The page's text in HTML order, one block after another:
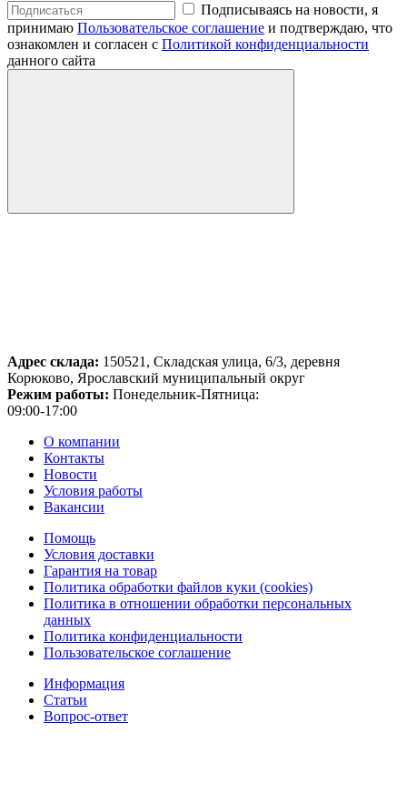
Подписываясь на новости, я
принимаю Пользовательское соглашение и подтверждаю, что
ознакомлен и согласен с Политикой конфиденциальности
данного сайта
Адрес склада: 150521, Складская улица, 6/3, деревня
Корюково, Ярославский муниципальный округ
Режим работы: Понедельник-Пятница:
09:00-17:00
О компании
Контакты
Новости
Условия работы
Вакансии
Помощь
Условия доставки
Гарантия на товар
Политика обработки файлов куки (cookies)
Политика в отношении обработки персональных
данных
Политика конфиденциальности
Пользовательское соглашение
Информация
Статьи
Вопрос-ответ